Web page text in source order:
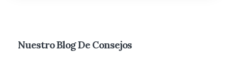
Nuestro Blog De Consejos